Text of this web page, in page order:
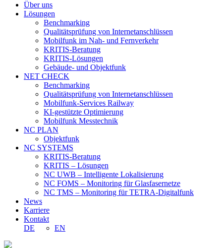
Über uns
Lösungen
Benchmarking
Qualitätsprüfung von Internetanschlüssen
Mobilfunk im Nah- und Fernverkehr
KRITIS-Beratung
KRITIS-Lösungen
Gebäude- und Objektfunk
NET CHECK
Benchmarking
Qualitätsprüfung von Internetanschlüssen
Mobilfunk-Services Railway
KI-gestützte Optimierung
Mobilfunk Messtechnik
NC PLAN
Objektfunk
NC SYSTEMS
KRITIS-Beratung
KRITIS – Lösungen
NC UWB – Intelligente Lokalisierung
NC FOMS – Monitoring für Glasfasernetze
NC TMS – Monitoring für TETRA-Digitalfunk
News
Karriere
Kontakt
DE
EN